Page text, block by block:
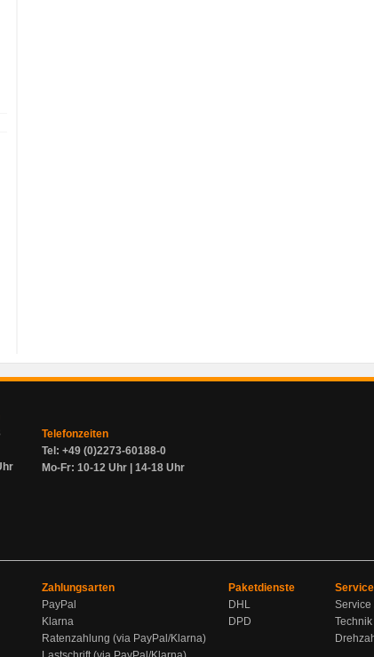
Telefonzeiten
Tel: +49 (0)2273-60188-0
Mo-Fr: 10-12 Uhr | 14-18 Uhr
Zahlungsarten
PayPal
Klarna
Ratenzahlung (via PayPal/Klarna)
Paketdienste
DHL
DPD
Service
Service